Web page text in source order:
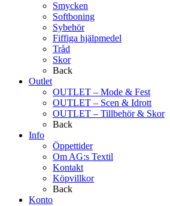
Smycken
Softboning
Sybehör
Fiffiga hjälpmedel
Tråd
Skor
Back
Outlet
OUTLET – Mode & Fest
OUTLET – Scen & Idrott
OUTLET – Tillbehör & Skor
Back
Info
Öppettider
Om AG:s Textil
Kontakt
Köpvillkor
Back
Konto